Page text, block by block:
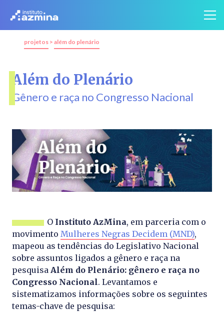
projetos > além do plenário
Além do Plenário
Gênero e raça no Congresso Nacional
O Instituto AzMina, em parceria com o
movimento Mulheres Negras Decidem (MND),
mapeou as tendências do Legislativo Nacional
sobre assuntos ligados a gênero e raça na
pesquisa Além do Plenário: gênero e raça no
Congresso Nacional. Levantamos e
sistematizamos informações sobre os seguintes
temas-chave de pesquisa: